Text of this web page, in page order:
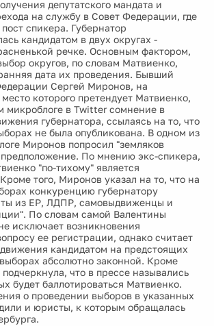
депутатского мандата и
на службу в Совет Федерации, где
спикера. Губернатор
кандидатом в двух округах -
речке. Основным фактором,
округов, по словам Матвиенко,
дата их проведения. Бывший
Сергей Миронов, на
которого претендует Матвиенко,
микроблоге в Twitter сомнение в
губернатора, ссылаясь на то, что
не была опубликована. В одном из
Миронов попросил "земляков
предположение. По мнению экс-спикера,
"по-тихому" является
того, Миронов указал на то, что на
конкуренцию губернатору
из ЕР, ЛДПР, самовыдвиженцы и
По словам самой Валентины
исключает возникновения
ее регистрации, однако считает
кандидатом на предстоящих
абсолютно законной. Кроме
подчеркнула, что в прессе назывались
будет баллотироваться Матвиенко.
о проведении выборов в указанных
и юристы, к которым обращалась